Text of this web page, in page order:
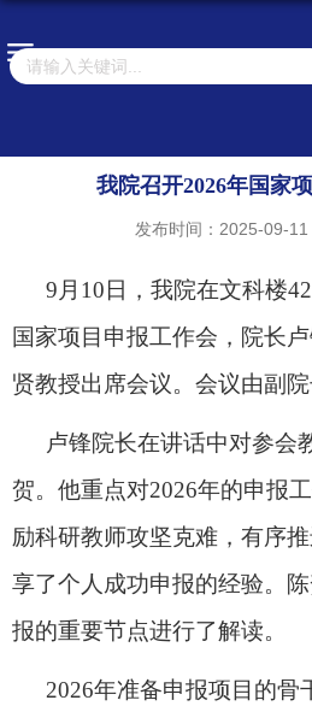
我院召开2026年国家
发布时间：2025-09-11
9 月 10 日，我院在文科楼
国家项目申报工作会，院长
贤教授出席会议。会议由副院
卢锋院长在讲话中对参会
贺。他重点对2026年的申报
励科研教师攻坚克难，有序
享了个人成功申报的经验。
报的重要节点进行了解读。
2026年准备申报项目的骨